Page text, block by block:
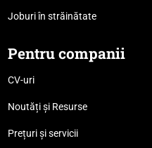
Joburi în străinătate
Pentru companii
CV-uri
Noutăți și Resurse
Prețuri și servicii